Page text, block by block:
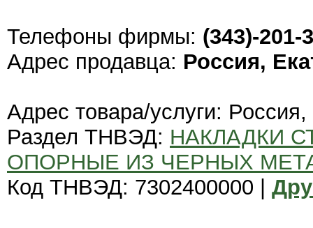
Телефоны фирмы: (343)-201-
Адрес продавца: Россия,
Адрес товара/услуги: Россия,
Раздел ТНВЭД: НАКЛАДКИ
ОПОРНЫЕ ИЗ ЧЕРНЫХ
Код ТНВЭД: 7302400000 |